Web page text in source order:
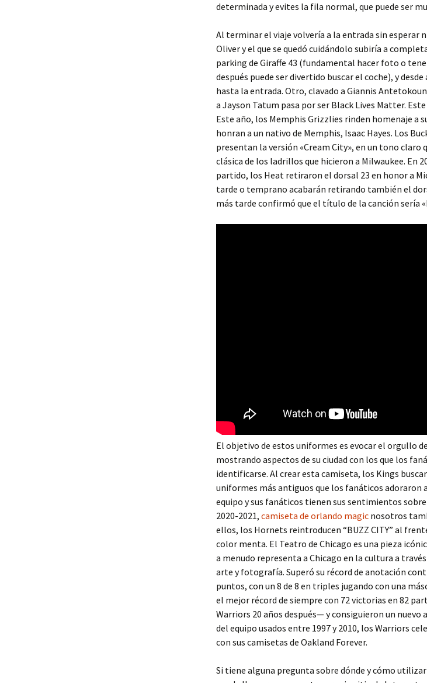
determinada y evites la fila normal, que puede ser
Al terminar el viaje volvería a la entrada sin esperar
Oliver y el que se quedó cuidándolo subiría a
parking de Giraffe 43 (fundamental hacer foto o
después puede ser divertido buscar el coche), y
hasta la entrada. Otro, clavado a Giannis
a Jayson Tatum pasa por ser Black Lives Matter.
Este año, los Memphis Grizzlies rinden homenaje a
honran a un nativo de Memphis, Isaac Hayes. Los
presentan la versión «Cream City», en un tono claro
clásica de los ladrillos que hicieron a Milwaukee. En
partido, los Heat retiraron el dorsal 23 en honor a
tarde o temprano acabarán retirando también el
más tarde confirmó que el título de la canción sería
El objetivo de estos uniformes es evocar el orgullo
mostrando aspectos de su ciudad con los que los
identificarse. Al crear esta camiseta, los Kings
uniformes más antiguos que los fanáticos adoraron
equipo y sus fanáticos tienen sus sentimientos
2020-2021, camiseta de orlando magic nosotros
ellos, los Hornets reintroducen “BUZZ CITY” al
color menta. El Teatro de Chicago es una pieza
a menudo representa a Chicago en la cultura a
arte y fotografía. Superó su récord de anotación
puntos, con un 8 de 8 en triples jugando con una
el mejor récord de siempre con 72 victorias en 82
Warriors 20 años después— y consiguieron un
del equipo usados entre 1997 y 2010, los Warriors
con sus camisetas de Oakland Forever.
Si tiene alguna pregunta sobre dónde y cómo utilizar